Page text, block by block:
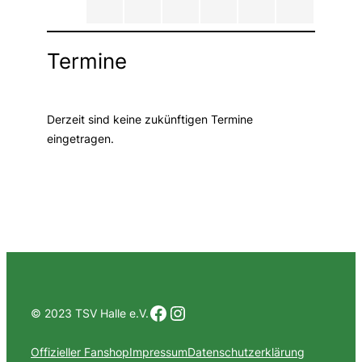
Termine
Derzeit sind keine zukünftigen Termine
eingetragen.
© 2023 TSV Halle e.V.Facebook
Instagram
Offizieller FanshopImpressumDatenschutzerklärung